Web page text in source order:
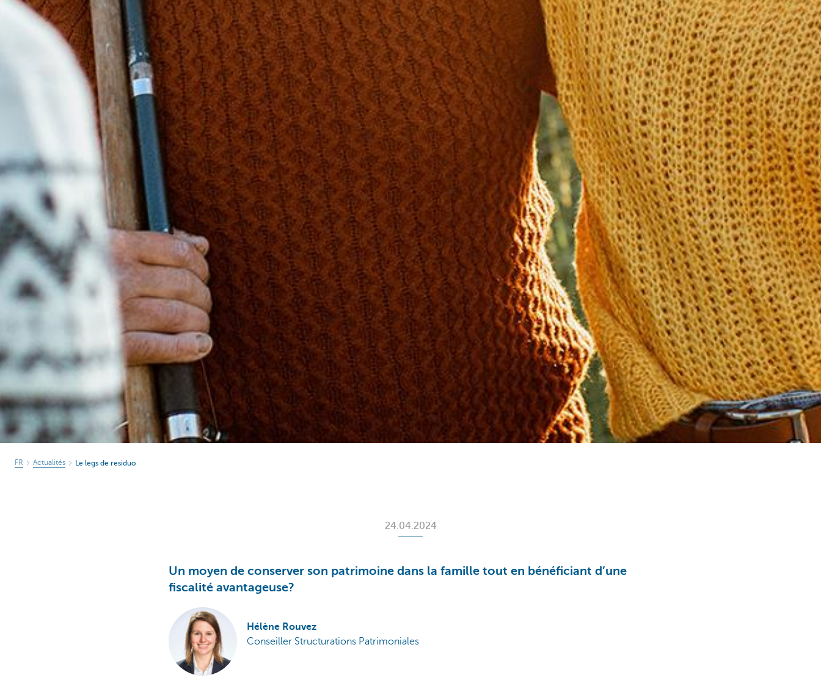
FR Actualités Le legs de residuo
24.04.2024
Un moyen de conserver son patrimoine dans la famille tout en bénéficiant d’une
fiscalité avantageuse?
Hélène Rouvez
Conseiller Structurations Patrimoniales